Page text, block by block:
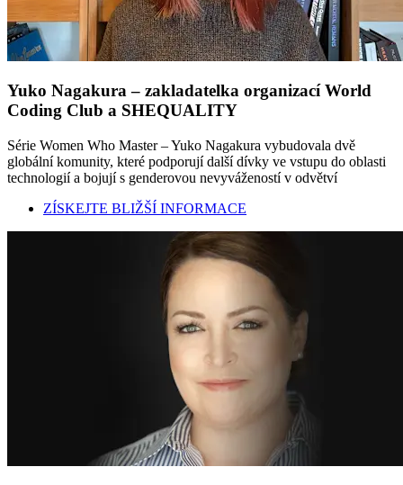
Yuko Nagakura – zakladatelka organizací World
Coding Club a SHEQUALITY
Série Women Who Master – Yuko Nagakura vybudovala dvě
globální komunity, které podporují další dívky ve vstupu do oblasti
technologií a bojují s genderovou nevyvážeností v odvětví
ZÍSKEJTE BLIŽŠÍ INFORMACE